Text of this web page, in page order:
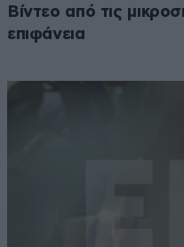
Βίντεο από τις
επιφάνεια